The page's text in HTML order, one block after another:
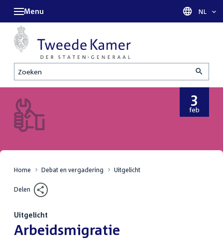
Zoeken
Menu Taal
NL
3
feb
februari
Home Debat en vergadering Uitgelicht
Delen
Uitgelicht
Arbeidsmigratie